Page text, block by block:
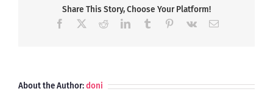
Bagi
Muda
Share This Story, Choose Your Platform!
Facebook RedditLinkedInTumblr Pinterest
Vk Email
About the Author:doni